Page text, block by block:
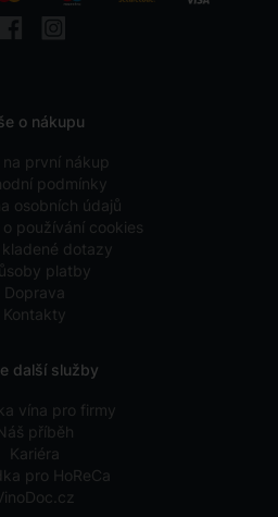
o nákupu
na první nákup
podmínky
osobních údajů
o používání cookies
kladené dotazy
platby
Doprava
Kontakty
další služby
vína pro firmy
příběh
Kariéra
pro HoReCa